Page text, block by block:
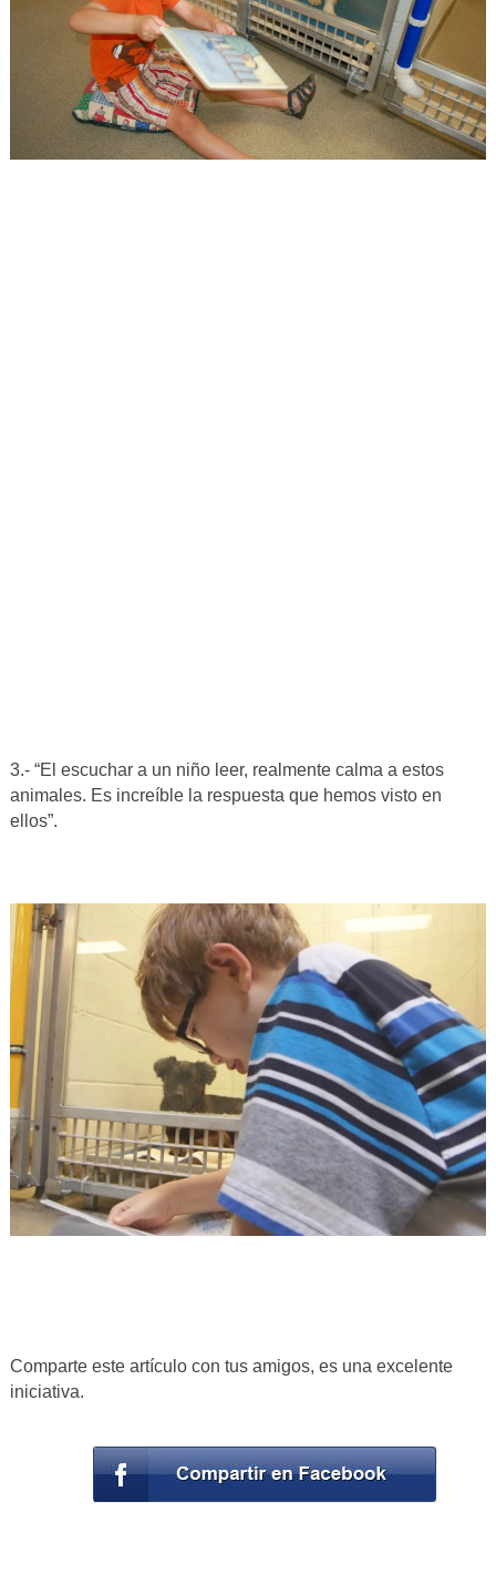
3.- “El escuchar a un niño leer, realmente calma a estos
animales. Es increíble la respuesta que hemos visto en
ellos”.
Comparte este artículo con tus amigos, es una excelente
iniciativa.